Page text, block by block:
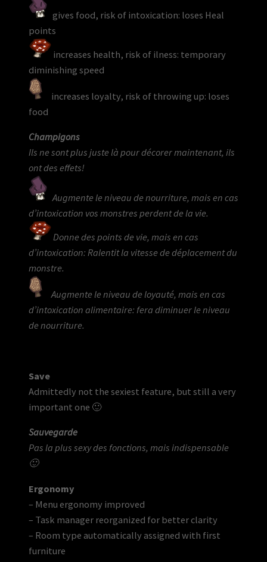
gives food, risk of intoxication: loses Heal
points
increases health, risk of ilness: temporary
diminishing speed
increases loyalty, risk of throwing up: loses
food
Champigons
Ils ne sont plus juste là pour décorer maintenant, ils
ont des effets!
Augmente le niveau de nourriture, mais en cas
d’intoxication vos monstres perdent de la vie.
Donne des points de vie, mais en cas
d’intoxication: Ralentit la vitesse de déplacement du
monstre.
Augmente le niveau de loyauté, mais en cas
d’intoxication alimentaire: fera diminuer le niveau
de nourriture.
Save
Admittedly not the sexiest feature, but still a very
important one 🙂
Sauvegarde
Pas la plus sexy des fonctions, mais indispensable
🙂
Ergonomy
– Menu ergonomy improved
– Task manager reorganized for better clarity
– Room type automatically assigned with first
furniture